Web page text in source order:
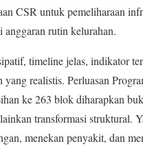
CSR untuk pemeliharaan
anggaran rutin kelurahan.
timeline jelas, indikator
yang realistis. Perluasan
ke 263 blok diharapkan
transformasi struktural.
menekan penyakit, dan